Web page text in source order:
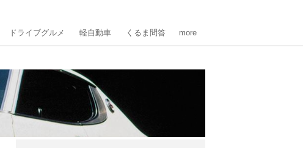
ドライブグルメ 軽自動車 くるま問答 more